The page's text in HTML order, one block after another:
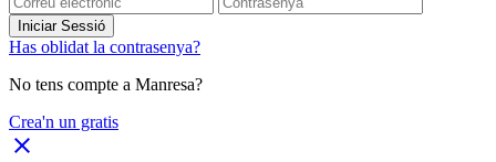
Iniciar Sessió
Has oblidat la contrasenya?
No tens compte a Manresa?
Crea'n un gratis
close